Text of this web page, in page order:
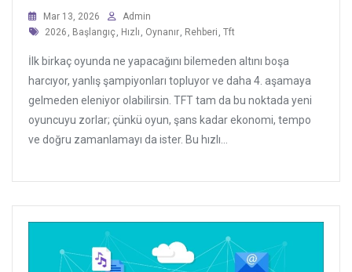
Mar 13, 2026
Admin
Tags
2026 , Başlangıç , Hızlı , Oynanır, Rehberi , Tft
İlk birkaç oyunda ne yapacağını bilemeden altını boşa
harcıyor, yanlış şampiyonları topluyor ve daha 4. aşamaya
gelmeden eleniyor olabilirsin. TFT tam da bu noktada yeni
oyuncuyu zorlar; çünkü oyun, şans kadar ekonomi, tempo
ve doğru zamanlamayı da ister. Bu hızlı...